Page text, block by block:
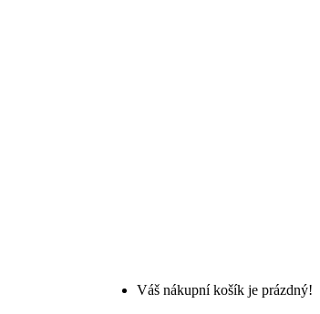
Váš nákupní košík je prázdný!